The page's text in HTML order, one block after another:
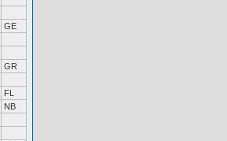
GE
GR
FL
NB